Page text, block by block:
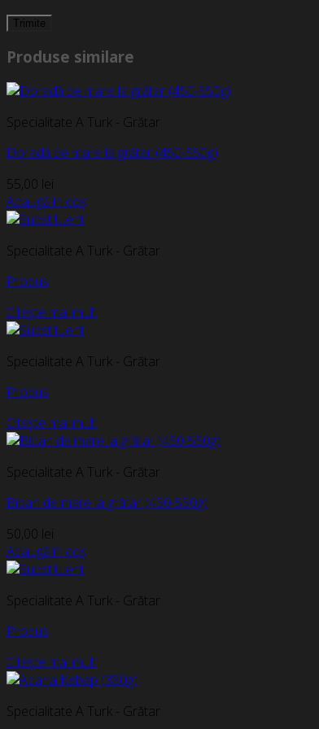
Produse similare
Specialitate A Turk - Grătar
Doradă de mare la grătar (450-550g)
55,00 lei
Adaugă în coș
Specialitate A Turk - Grătar
Produs
Citește mai mult
Specialitate A Turk - Grătar
Produs
Citește mai mult
Specialitate A Turk - Grătar
Biban de mare la grătar (450-550g)
50,00 lei
Adaugă în coș
Specialitate A Turk - Grătar
Produs
Citește mai mult
Specialitate A Turk - Grătar